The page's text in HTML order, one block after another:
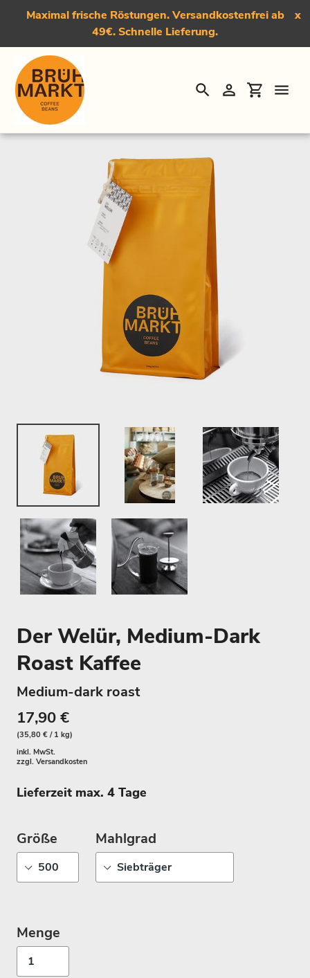
Direkt
Maximal frische Röstungen. Versandkostenfrei ab
49€. Schnelle Lieferung.
x
SuchenEinloggen
Startseite › Der Welür, Medium-Dark Roast Kaffee
Der Welür, Medium-Dark
Roast Kaffee
Medium-dark roast
17,90 €
(35,80 € / 1 kg)
inkl. MwSt.
zzgl. Versandkosten
Lieferzeit max. 4 Tage
Größe Mahlgrad
Menge